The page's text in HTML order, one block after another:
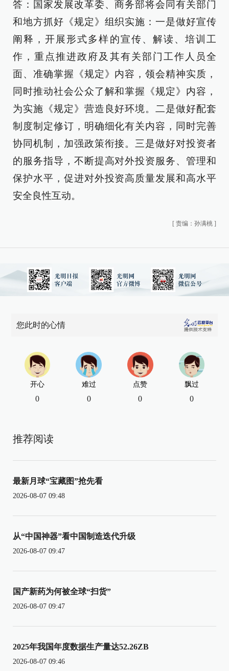
答：国家发展改革委、商务部将会同有关部门
和地方抓好《规定》组织实施：一是做好宣传
阐释，开展形式多样的宣传、解读、培训工
作，重点推进政府及其有关部门工作人员全
面、准确掌握《规定》内容，领会精神实质，
同时推动社会公众了解和掌握《规定》内容，
为实施《规定》营造良好环境。二是做好配套
制度制定修订，明确细化有关内容，同时完善
协同机制，加强政策衔接。三是做好对投资者
的服务指导，不断提高对外投资服务、管理和
保护水平，促进对外投资高质量发展和高水平
安全良性互动。
[ 责编：孙满桃 ]
您此时的心情
开心
0
难过
0
点赞
0
飘过
0
推荐阅读
最新月球“宝藏图”抢先看
2026-08-07 09:48
从“中国神器”看中国制造迭代升级
2026-08-07 09:47
国产新药为何被全球“扫货”
2026-08-07 09:47
2025年我国年度数据生产量达52.26ZB
2026-08-07 09:46